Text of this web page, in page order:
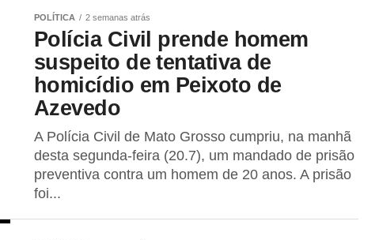
POLÍTICA 2 semanas atrás
Polícia Civil prende homem
suspeito de tentativa de
homicídio em Peixoto de
Azevedo
A Polícia Civil de Mato Grosso cumpriu, na manhã
desta segunda-feira (20.7), um mandado de prisão
preventiva contra um homem de 20 anos. A prisão
foi...